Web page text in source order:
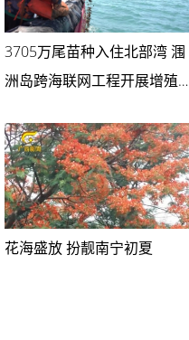
3705万尾苗种入住北部湾 涠
洲岛跨海联网工程开展增殖放
花海盛放 扮靓南宁初夏